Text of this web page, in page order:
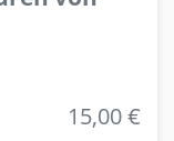
15,00 €